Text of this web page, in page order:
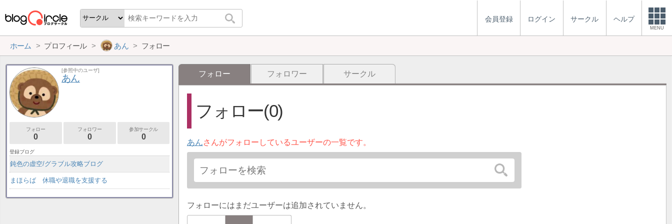
会員登録 ログイン サークル ヘルプ
MENU
ホーム プロフィール あん フォロー
フォロー フォロワー サークル
フォロー(0)
あんさんがフォローしているユーザーの一覧です。
フォローにはまだユーザーは追加されていません。
[参照中のユーザ]
あん
フォロー
0
フォロワー
0
参加サークル
0
登録ブログ
鈍色の虚空/グラブル攻略ブログ
まほらば 休職や退職を支援する